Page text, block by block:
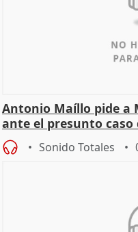
Antonio Maíllo pide a
ante el presunto caso
Sonido Totales